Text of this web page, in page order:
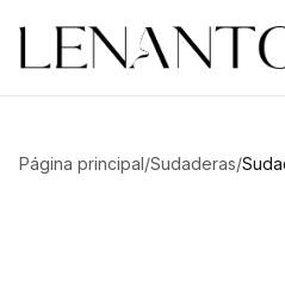
Página principal/Sudaderas/